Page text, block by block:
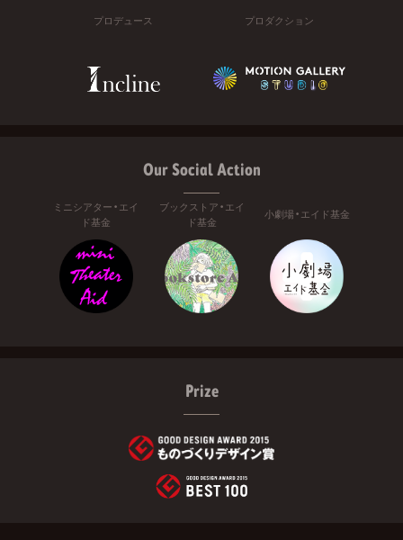
プロデュース プロダクション
Our Social Action
ミニシアター・エイ
ド基金
ブックストア・エイ
ド基金
小劇場・エイド基金
Prize